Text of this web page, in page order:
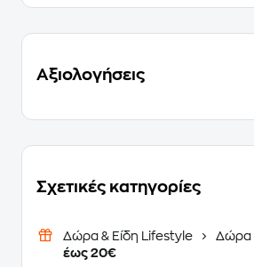
Αξιολογήσεις
Σχετικές κατηγορίες
Δώρα & Είδη Lifestyle
Δώρα
έως 20€